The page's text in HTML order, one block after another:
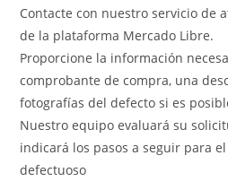
Contacte con nuestro servicio de
de la plataforma Mercado Libre.
Proporcione la información
comprobante de compra, una
fotografías del defecto si es
Nuestro equipo evaluará su
indicará los pasos a seguir para
defectuoso